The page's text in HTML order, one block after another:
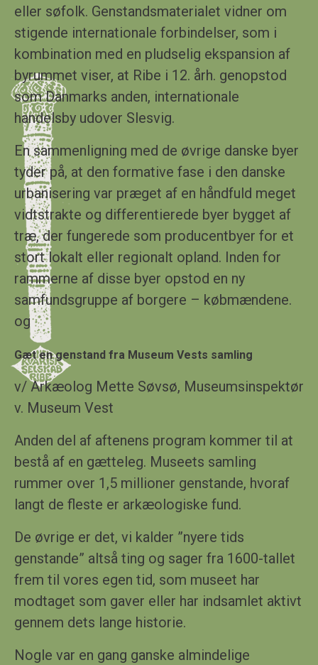
eller søfolk. Genstandsmaterialet vidner om
stigende internationale forbindelser, som i
kombination med en pludselig ekspansion af
byrummet viser, at Ribe i 12. årh. genopstod
som Danmarks anden, internationale
handelsby udover Slesvig.
En sammenligning med de øvrige danske byer
tyder på, at den formative fase i den danske
urbanisering var præget af en håndfuld meget
vidtstrakte og differentierede byer bygget af
træ, der fungerede som producentbyer for et
stort lokalt eller regionalt opland. Inden for
rammerne af disse byer opstod en ny
samfundsgruppe af borgere – købmændene.
og
Gæt en genstand fra Museum Vests samling
v/ Arkæolog Mette Søvsø, Museumsinspektør
v. Museum Vest
Anden del af aftenens program kommer til at
bestå af en gætteleg. Museets samling
rummer over 1,5 millioner genstande, hvoraf
langt de fleste er arkæologiske fund.
De øvrige er det, vi kalder ”nyere tids
genstande” altså ting og sager fra 1600-tallet
frem til vores egen tid, som museet har
modtaget som gaver eller har indsamlet aktivt
gennem dets lange historie.
Nogle var en gang ganske almindelige